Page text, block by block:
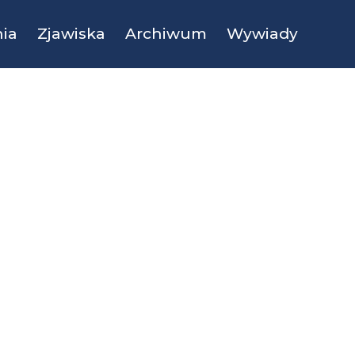
Zjawiska Archiwum Wywiady